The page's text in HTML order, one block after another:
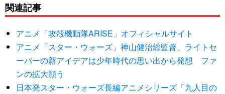
関連記事
アニメ「攻殻機動隊ARISE」オフィシャルサイト
アニメ「スター・ウォーズ」神山健治総監督、ライトセ
ーバーの新アイデアは少年時代の思い出から発想 ファ
ンの拡大願う
日本発スター・ウォーズ長編アニメシリーズ「九人目の